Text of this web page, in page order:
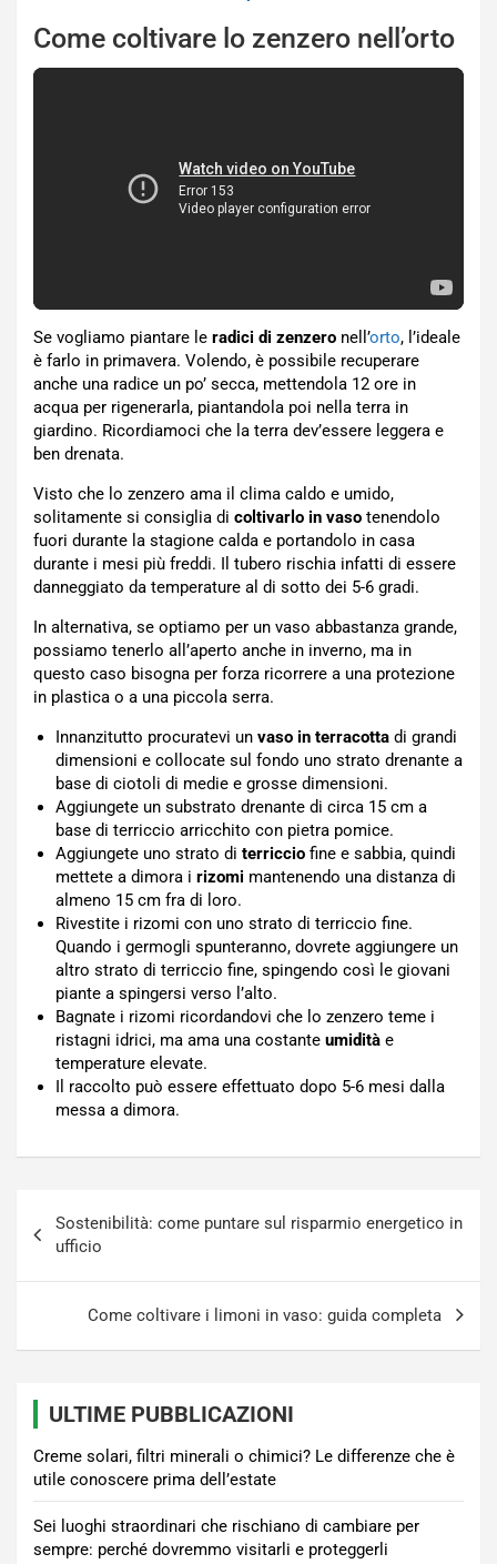
Come coltivare lo zenzero nell’orto
Se vogliamo piantare le radici di zenzero nell’orto, l’ideale
è farlo in primavera. Volendo, è possibile recuperare
anche una radice un po’ secca, mettendola 12 ore in
acqua per rigenerarla, piantandola poi nella terra in
giardino. Ricordiamoci che la terra dev’essere leggera e
ben drenata.
Visto che lo zenzero ama il clima caldo e umido,
solitamente si consiglia di coltivarlo in vaso tenendolo
fuori durante la stagione calda e portandolo in casa
durante i mesi più freddi. Il tubero rischia infatti di essere
danneggiato da temperature al di sotto dei 5-6 gradi.
In alternativa, se optiamo per un vaso abbastanza grande,
possiamo tenerlo all’aperto anche in inverno, ma in
questo caso bisogna per forza ricorrere a una protezione
in plastica o a una piccola serra.
Innanzitutto procuratevi un vaso in terracotta di grandi
dimensioni e collocate sul fondo uno strato drenante a
base di ciotoli di medie e grosse dimensioni.
Aggiungete un substrato drenante di circa 15 cm a
base di terriccio arricchito con pietra pomice.
Aggiungete uno strato di terriccio fine e sabbia, quindi
mettete a dimora i rizomi mantenendo una distanza di
almeno 15 cm fra di loro.
Rivestite i rizomi con uno strato di terriccio fine.
Quando i germogli spunteranno, dovrete aggiungere un
altro strato di terriccio fine, spingendo così le giovani
piante a spingersi verso l’alto.
Bagnate i rizomi ricordandovi che lo zenzero teme i
ristagni idrici, ma ama una costante umidità e
temperature elevate.
Il raccolto può essere effettuato dopo 5-6 mesi dalla
messa a dimora.
articoli
Sostenibilità: come puntare sul risparmio energetico in
ufficio
Come coltivare i limoni in vaso: guida completa
ULTIME PUBBLICAZIONI
Creme solari, filtri minerali o chimici? Le differenze che è
utile conoscere prima dell’estate
Sei luoghi straordinari che rischiano di cambiare per
sempre: perché dovremmo visitarli e proteggerli